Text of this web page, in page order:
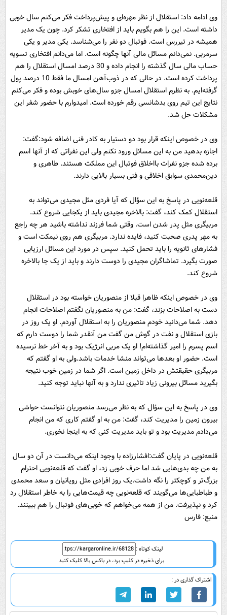
وی ادامه داد: استقلال از نظر مهره‌ای و پیش‌پرداخت فکر می‌کنم سال خوبی
داشته است. این را هم بگویم باید از افتخاری تشکر کرد. چون یک مدیر
همیشه در تیررس است. فوتبال دو نفر را می‌شناسد. یکی مدیر و یکی
سرمربی. نمی‌دانم مسائل مالی آنها چگونه است. اما می‌دانم افتخاری تسویه
حساب مالی سال گذشته را انجام داده و 30 درصد امسال استقلال را هم
پرداخت کرده است. در حالی که در ذوب‌آهن امسال ما فقط 10 درصد پول
گرفته‌ایم. به نظرم استقلال امسال جزو سال‌های خوبش بوده و فکر می‌کنم
نتایج این تیم روی بدشانسی رقم خورده است. امیدوارم با حضور شفر این
مشکلات حل شد.
وی در خصوص اینکه قرار بود دو دستیار به کادر فنی اضافه شود:‌گفت:
اجازه بدهید من به این مسائل ورود نکنم ولی این نفراتی که از آنها اسم
برده شده جزو نفرات بااخلاق فوتبال این مملکت هستند. طاهری و
دین‌محمدی سوابق اخلاقی و فنی بسیار بالایی دارند.
قلعه‌نویی در پاسخ به این سؤال که آیا فردی مثل مجیدی می‌تواند به
استقلال کمک کند، گفت: بالاخره مجیدی باید از یکجایی شروع کند.
مربیگری مثل پدر شدن است. وقتی شما فرزند نداشته باشید هر چه راجع
به مهر پدری صحبت کنید، فایده ندارد. مربیگری هم روی نیمکت است و
فشارهای ثانویه را باید تحمل کنید. سپس در مورد این مسائل ارزیابی
صورت بگیرد. تماشاگران مجیدی را دوست دارند و باید از یک جا بالاخره
شروع کند.
وی در خصوص اینکه ظاهرا قبلا از منصوریان خواسته بود در استقلال
دست به اصلاحات بزند، گفت: من به منصوریان نگفتم اصلاحات انجام
دهد. شما می‌دانید خودم منصوریان را به استقلال آوردم. او یک روز در
بازی استقلال و نفت در گوش من گفت من آنقدر شما را دوست دارم که
اسم پسرم را امیر گذاشته‌ام! او یک مربی انرژیک بود و به آخر خط نرسیده
است. حضور او بعدها می‌تواند منشا خدمات باشد.ولی به او گفتم که
مربیگری حقیقتش در داخل زمین است. اگر شما در زمین خوب نتیجه
بگیرید مسائل بیرونی زیاد تاثیری ندارد و به آنها نباید توجه کنید.
وی در پاسخ به این سؤال که به نظر می‌رسد منصوریان نتوانست حواشی
بیرون زمین را مدیریت کند، گفت: من به او گفتم کاری که من انجام
می‌دادم مدیریت بود و تو باید مدیریت کنی که به اینجا نخوری.
قلعه‌نویی در پایان گفت:افشارزاده با وجود اینکه می‌دانست در آن دو سال
به من چه بدی‌هایی شد اما حرف خوبی زد، او گفت که قلعه‌نویی احترام
بزرگ‌تر و کوچکتر را نگه داشت.یک روز افرادی مثل رویانیان و سعد محمدی
و طباطبایی‌ها می‌گویند که قلعه‌نویی چه قیمت‌هایی را به خاطر استقلال رد
کرد و نپذیرفت. من از همه می‌خواهم که خوبی‌های فوتبال را هم ببینند.
منبع: فارس
لینک کوتاه :
برای ذخیره در کلیپ برد، در باکس بالا کلیک کنید
اشتراک گذاری در :